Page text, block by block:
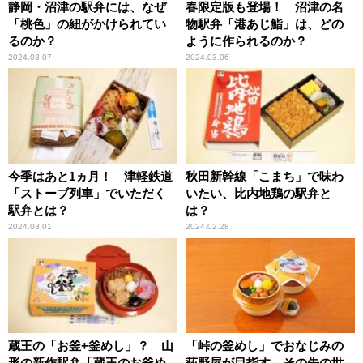
静岡・沼津の駅弁には、なぜ
「桃色」の紐がかけられてい
るのか？
2024.03.07
春限定版も登場！ 沼津の名
物駅弁「港あじ鮨」は、どの
ように作られるのか？
2024.03.06
今季はあと1ヵ月！ 津軽鉄道
「ストーブ列車」でいただく
駅弁とは？
2024.03.01
秋田新幹線「こまち」で味わ
いたい、比内地鶏の駅弁と
は？
2024.02.28
蔵王の「お釜+釜めし」？ 山
「峠の釜めし」でおなじみの